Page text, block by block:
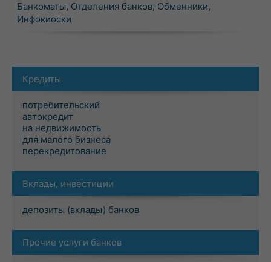
Банкоматы, Отделения банков, Обменники,
Инфокиоски
Кредиты
потребительский
автокредит
на недвижимость
для малого бизнеса
перекредитование
Вклады, инвестиции
депозиты (вклады) банков
Прочие услуги банков